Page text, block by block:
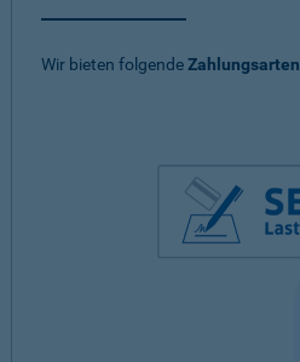
Wir bieten folgendeZahlungsarten